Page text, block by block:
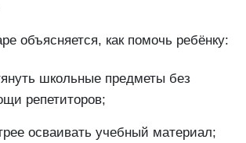
объясняется, как помочь ребёнку:
школьные предметы без
репетиторов;
осваивать учебный материал;